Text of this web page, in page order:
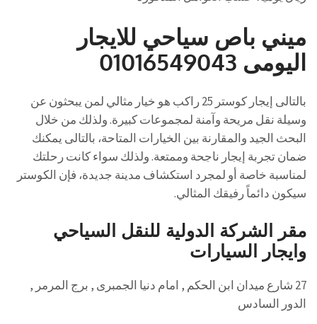
ميني باص سياحي للايجار
اليومى 01016549043
بالتالى إيجار كوستر 25 راكب هو خيار مثالي لمن يبحثون عن
وسيلة نقل مريحة وآمنة لمجموعات كبيرة. ولذلك من خلال
البحث الجيد والمقارنة بين الخيارات المتاحة، بالتالى يمكنك
ضمان تجربة إيجار ناجحة وممتعة. ولذلك سواء كانت رحلتك
لمناسبة خاصة أو لمجرد استكشاف مدينة جديدة، فإن الكوستر
سيكون دائماً رفيقك المثالي.
مقر الشركة الدولية للنقل السياحي
وايجار السيارات
27 شارع ميدان ابن الحكم , امام دنيا الجمبرى , برج المرمر ,
الدور السادس